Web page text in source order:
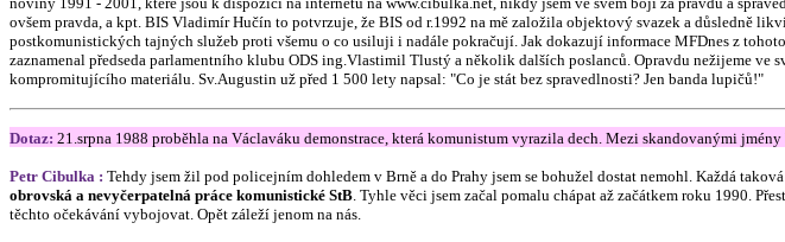
ovšem pravda, a kpt. BIS Vladimír Hučín to potvrzuje, že BIS od r.1992 na mě založila objektový svazek a důsledně
postkomunistických tajných služeb proti všemu o co usiluji i nadále pokračují. Jak dokazují informace MFDnes z
zaznamenal předseda parlamentního klubu ODS ing.Vlastimil Tlustý a několik dalších poslanců. Opravdu nežijeme
kompromitujícího materiálu. Sv.Augustin už před 1 500 lety napsal: "Co je stát bez spravedlnosti? Jen banda lupičů!"
Dotaz: 21.srpna 1988 proběhla na Václaváku demonstrace, která komunistum vyrazila dech. Mezi skandovanými
Petr Cibulka : Tehdy jsem žil pod policejním dohledem v Brně a do Prahy jsem se bohužel dostat nemohl. Každá
obrovská a nevyčerpatelná práce komunistické StB. Tyhle věci jsem začal pomalu chápat až začátkem roku 1990.
těchto očekávání vybojovat. Opět záleží jenom na nás.